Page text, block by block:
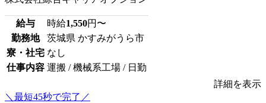
給与 時給1,550円〜
勤務地
茨城県 かすみがうら市
寮・社宅 なし
仕事内容 運搬 / 機械系工場 / 日勤
詳細を表示
＼最短45秒で完了／